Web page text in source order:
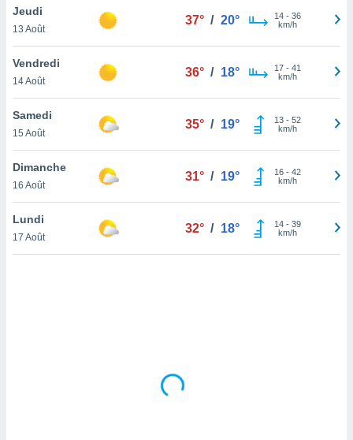
un
du
en
de
Jeudi
13 Août
37° / 20° 14- 36
km/h
Vendredi
14 Août
36° / 18° 17- 41
km/h
Samedi
15 Août
35° / 19° 13- 52
km/h
Dimanche
16 Août
31° / 19° 16- 42
km/h
Lundi
17 Août
32° / 18° 14- 39
km/h